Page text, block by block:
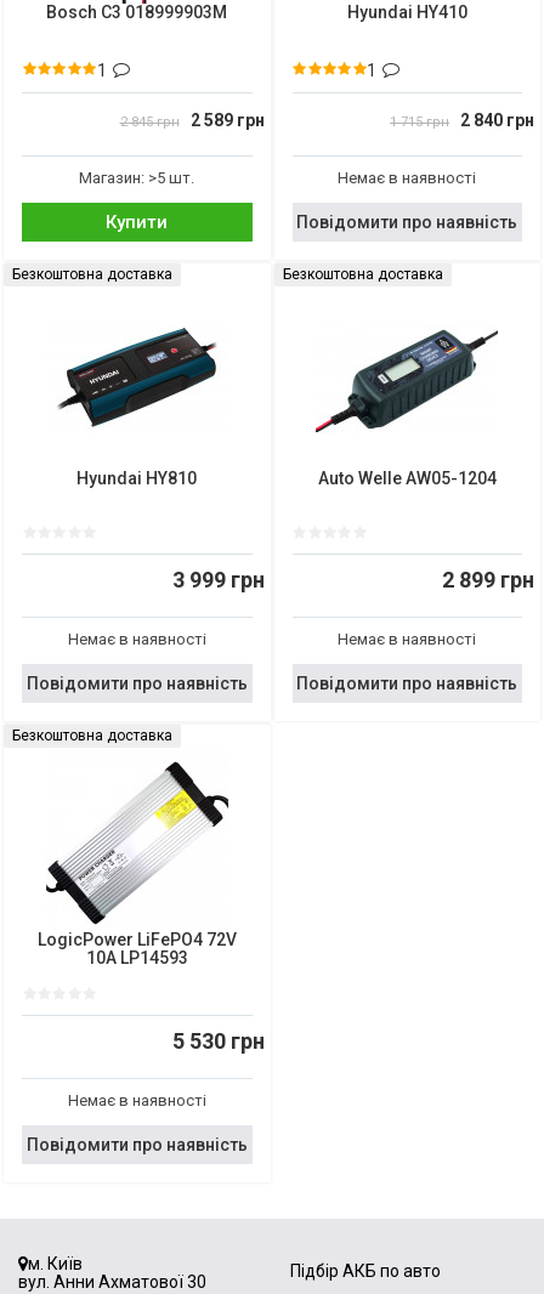
Bosch C3 018999903M
1
2 845 грн 2 589 грн
Магазин: >5 шт.
Купити
Hyundai HY410
1
1 715 грн 2 840 грн
Немає в наявності
Повідомити про наявність
Безкоштовна доставка
Hyundai HY810
3 999 грн
Немає в наявності
Повідомити про наявність
Безкоштовна доставка
Auto Welle AW05-1204
2 899 грн
Немає в наявності
Повідомити про наявність
Безкоштовна доставка
LogicPower LiFePO4 72V
10A LP14593
5 530 грн
Немає в наявності
Повідомити про наявність
м. Київ
вул. Анни Ахматової 30
Підбір АКБ по авто